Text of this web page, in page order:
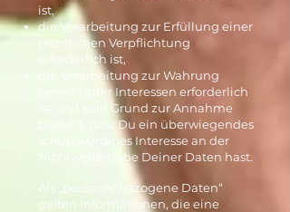
ist,
die Verarbeitung zur Erfüllung einer
rechtlichen Verpflichtung
erforderlich ist,
die Verarbeitung zur Wahrung
berechtigter Interessen erforderlich
ist und kein Grund zur Annahme
besteht, dass Du ein überwiegendes
schutzwürdiges Interesse an der
Nichtweitergabe Deiner Daten hast.
Als „personenbezogene Daten“
gelten Informationen, die eine